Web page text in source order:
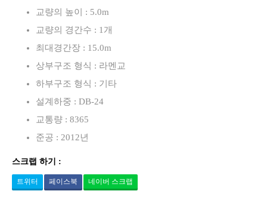
교량의 높이 : 5.0m
교량의 경간수 : 1개
최대경간장 : 15.0m
상부구조 형식 : 라멘교
하부구조 형식 : 기타
설계하중 : DB-24
교통량 : 8365
준공 : 2012년
스크랩 하기 :
트위터 페이스북 네이버 스크랩